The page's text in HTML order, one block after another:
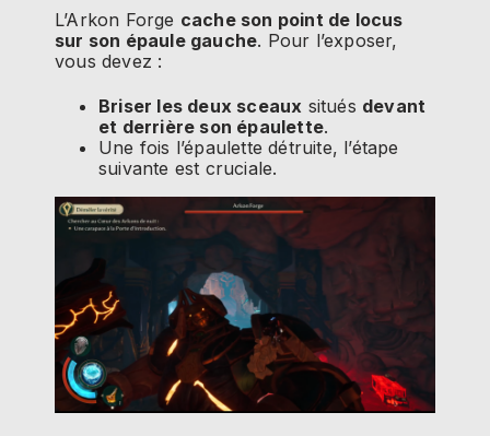
L’Arkon Forge cache son point de locus
sur son épaule gauche. Pour l’exposer,
vous devez :
Briser les deux sceaux situés devant
et derrière son épaulette.
Une fois l’épaulette détruite, l’étape
suivante est cruciale.